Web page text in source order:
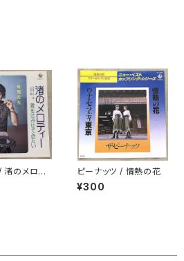
のメロデ
ピーナッツ / 情熱の花
¥300